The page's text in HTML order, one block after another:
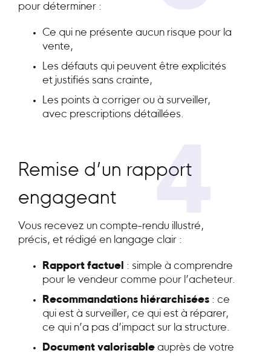
pour déterminer :
Ce qui ne présente aucun risque pour la
vente,
Les défauts qui peuvent être explicités
et justifiés sans crainte,
Les points à corriger ou à surveiller,
avec prescriptions détaillées.
4
Remise d’un rapport
engageant
Vous recevez un compte-rendu illustré,
précis, et rédigé en langage clair :
Rapport factuel : simple à comprendre
pour le vendeur comme pour l’acheteur.
Recommandations hiérarchisées : ce
qui est à surveiller, ce qui est à réparer,
ce qui n’a pas d’impact sur la structure.
Document valorisable auprès de votre